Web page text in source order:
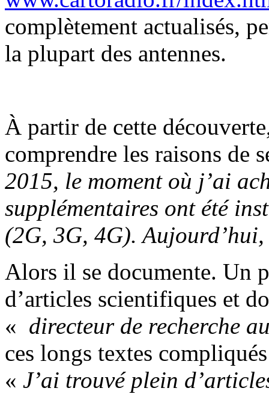
complètement actualisés,
la plupart des antennes.
À partir de cette
comprendre les raisons de
2015, le moment où j’ai
supplémentaires ont été
(2G, 3G, 4G).
Alors il se documente. Un
d’articles scientifiques et
« directeur de recherche
ces longs textes
« J’ai trouvé plein